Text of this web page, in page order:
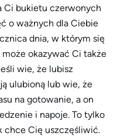
Ci bukietu czerwonych
o ważnych dla Ciebie
dnia, w którym się
okazywać Ci także
wie, że lubisz
ulubioną lub wie, że
na gotowanie, a on
i napoje. To tylko
chce Cię uszczęśliwić.